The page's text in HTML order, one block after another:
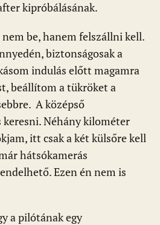
kipróbálásának.
be, hanem felszállni kell.
biztonságosak a
indulás előtt magamra
beállítom a tükröket a
A középső
Néhány kilométer
itt csak a két külsőre kell
hátsókamerás
Ezen én nem is
a pilótának egy